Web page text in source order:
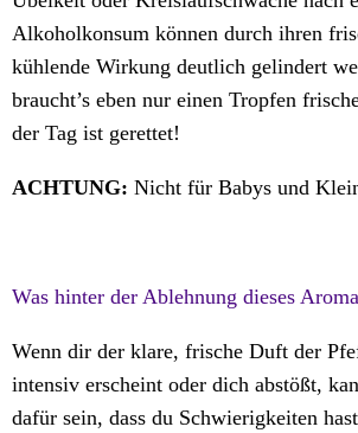
Alkoholkonsum können durch ihren
kühlende Wirkung deutlich gelindert
braucht’s eben nur einen Tropfen
der Tag ist gerettet!
ACHTUNG: Nicht für Babys und
Was hinter der Ablehnung dieses
Wenn dir der klare, frische Duft der
intensiv erscheint oder dich abstößt,
dafür sein, dass du Schwierigkeiten